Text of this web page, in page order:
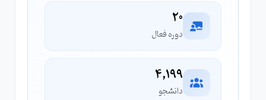
20
دوره فعال
4,199
دانشجو